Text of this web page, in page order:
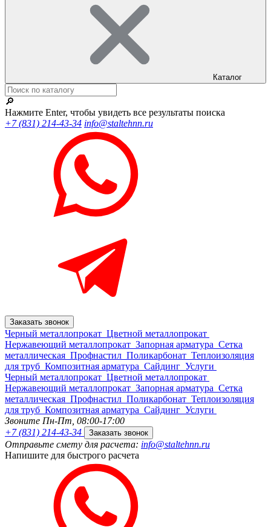
Каталог
🔎
Нажмите Enter, чтобы увидеть все результаты поиска
+7 (831) 214-43-34 info@staltehnn.ru
Заказать звонок
Черный металлопрокат Цветной металлопрокат
Нержавеющий металлопрокат Запорная арматура Сетка
металлическая Профнастил Поликарбонат Теплоизоляция
для труб Композитная арматура Сайдинг Услуги
Черный металлопрокат Цветной металлопрокат
Нержавеющий металлопрокат Запорная арматура Сетка
металлическая Профнастил Поликарбонат Теплоизоляция
для труб Композитная арматура Сайдинг Услуги
Звоните Пн-Пт, 08:00-17:00
+7 (831) 214-43-34
Заказать звонок
Отправьте смету для расчета: info@staltehnn.ru
Напишите для быстрого расчета